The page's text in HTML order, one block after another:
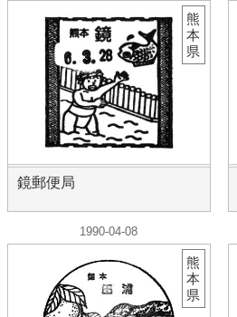
鏡郵便局
熊
本
県
1990-04-08
熊
本
県